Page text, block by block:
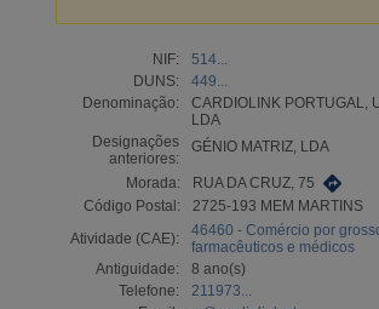
NIF:
514...
DUNS:
449...
Denominação:
CARDIOLINK PORTUGAL,
LDA
Designações
anteriores:
GÉNIO MATRIZ, LDA
Morada:
RUA DA CRUZ, 75
Código Postal:
2725-193 MEM MARTINS
Atividade (CAE):
46460 - Comércio por
farmacêuticos e médicos
Antiguidade:
8 ano(s)
Telefone:
211973...